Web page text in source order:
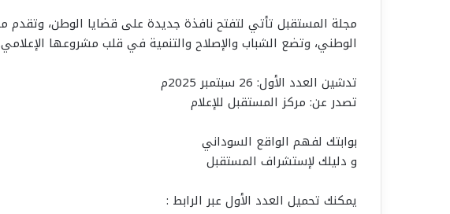
مجلة المستقبل تأتي لتفتح نافذة جديدة على قضايا الوطن، وتقدم
الوطني، وتضع الشباب والإصلاح والتنمية في قلب مشروعها
تدشين العدد الأول: 26 سبتمبر 2025م
تصدر عن: مركز المستقبل للإعلام
بوابتك لفهم الواقع السوداني
و دليلك لإستشراف المستقبل
يمكنك تحميل العدد الأول عبر الرابط :